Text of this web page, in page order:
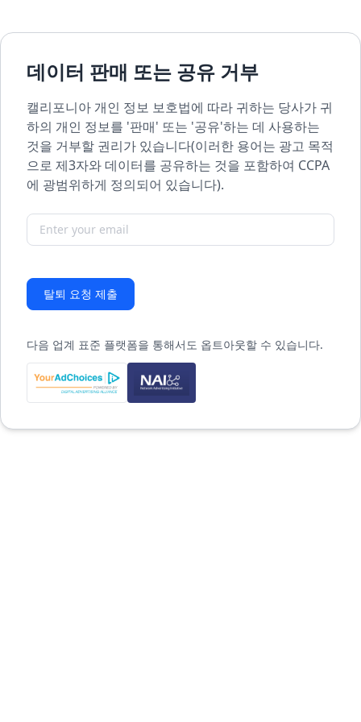
데이터 판매 또는 공유 거부
캘리포니아 개인 정보 보호법에 따라 귀하는 당사가 귀
하의 개인 정보를 '판매' 또는 '공유'하는 데 사용하는
것을 거부할 권리가 있습니다(이러한 용어는 광고 목적
으로 제3자와 데이터를 공유하는 것을 포함하여 CCPA
에 광범위하게 정의되어 있습니다).
탈퇴 요청 제출
다음 업계 표준 플랫폼을 통해서도 옵트아웃할 수 있습니다.